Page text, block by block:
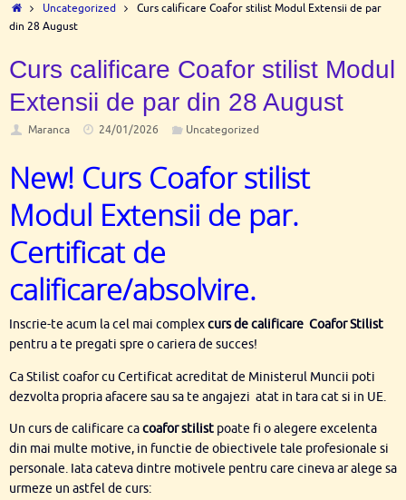
Prima
pagină
Uncategorized
Curs calificare Coafor stilist Modul Extensii de par
din 28 August
Curs calificare Coafor stilist Modul
Extensii de par din 28 August
Maranca 24/01/2026 Uncategorized
New! Curs Coafor stilist
Modul Extensii de par.
Certificat de
calificare/absolvire.
Inscrie-te acum la cel mai complexcurs de calificare Coafor Stilist
pentru a te pregati spre o cariera de succes!
Ca Stilist coafor cu Certificat acreditat de Ministerul Muncii poti
dezvolta propria afacere sau sa te angajezi atat in tara cat si in UE.
Un curs de calificare cacoafor stilist poate fi o alegere excelenta
din mai multe motive, in functie de obiectivele tale profesionale si
personale. Iata cateva dintre motivele pentru care cineva ar alege sa
urmeze un astfel de curs: